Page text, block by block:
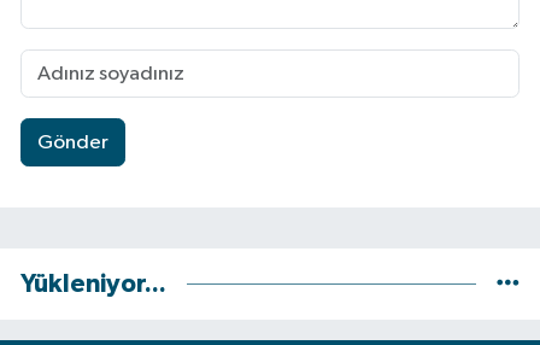
Gönder
Yükleniyor...